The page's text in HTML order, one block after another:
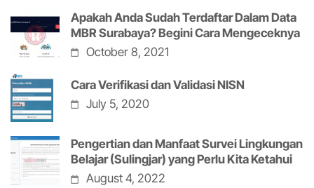
Apakah Anda Sudah Terdaftar Dalam Data
MBR Surabaya? Begini Cara Mengeceknya
October 8, 2021
Cara Verifikasi dan Validasi NISN
July 5, 2020
Pengertian dan Manfaat Survei Lingkungan
Belajar (Sulingjar) yang Perlu Kita Ketahui
August 4, 2022